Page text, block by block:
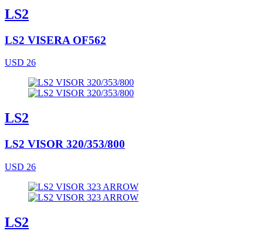
LS2
LS2 VISERA OF562
USD 26
LS2
LS2 VISOR 320/353/800
USD 26
LS2